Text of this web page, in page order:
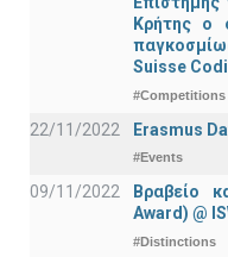
Κρήτης ο
Suisse
#Competitions
22/11/2022 Erasmus
#Events
09/11/2022
Βραβείο
Award) @
#Distinctions